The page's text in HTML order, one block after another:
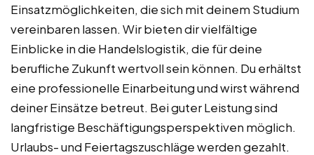
Einsatzmöglichkeiten, die sich mit deinem Studium
vereinbaren lassen. Wir bieten dir vielfältige
Einblicke in die Handelslogistik, die für deine
berufliche Zukunft wertvoll sein können. Du erhältst
eine professionelle Einarbeitung und wirst während
deiner Einsätze betreut. Bei guter Leistung sind
langfristige Beschäftigungsperspektiven möglich.
Urlaubs- und Feiertagszuschläge werden gezahlt.